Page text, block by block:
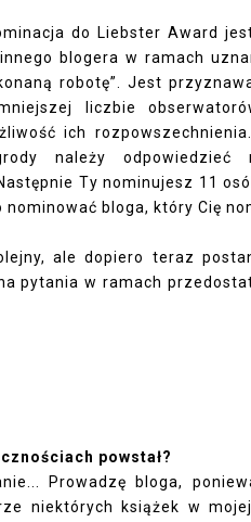
do Liebster Award
blogera w ramach
robotę”. Jest
liczbie
ich
należy
Ty nominujesz 11
bloga, który Cię
ale dopiero teraz
pytania w ramach
powstał?
Prowadzę bloga,
niektórych książek w